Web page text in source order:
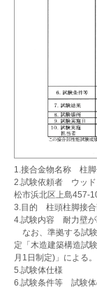
1.接合金物名称 柱脚
2.試験依頼者 ウッ
松市浜北区上島457-
3.目的 柱頭柱脚接合
4.試験内容 耐力壁が
なお、準拠する試
定「木造建築構造試
月1日制定)」による。
5.試験体仕様
6.試験条件等 試験体